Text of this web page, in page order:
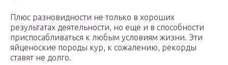
Плюс разновидности не только в хороших
результатах деятельности, но еще и в способности
приспосабливаться к любым условиям жизни. Эти
яйценоские породы кур, к сожалению, рекорды
ставят не долго.